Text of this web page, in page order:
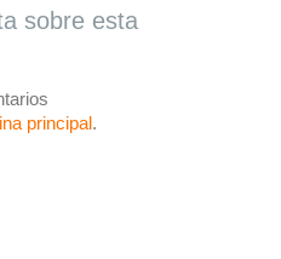
sobre esta
principal.